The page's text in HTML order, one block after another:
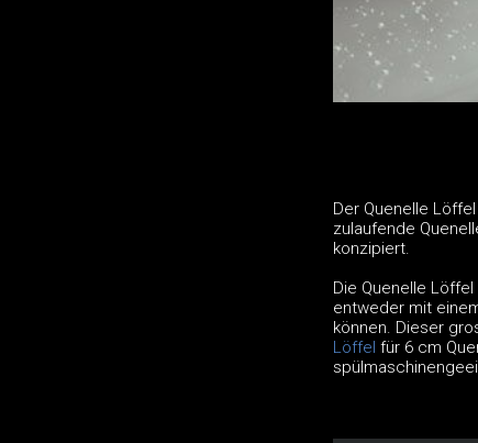
Der Quenelle
zulaufende
konzipiert.
Die Quenelle
entweder mit
können. Dieser
Löffel für 6 cm